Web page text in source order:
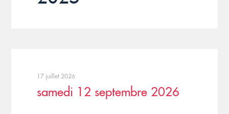
17 juillet 2026
samedi 12 septembre 2026